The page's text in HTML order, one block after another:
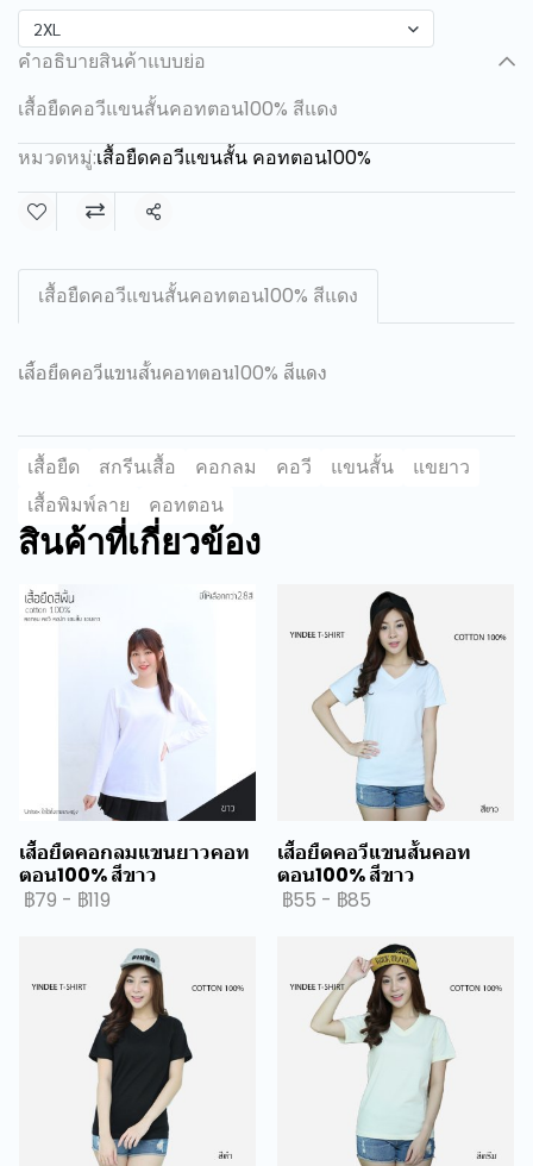
2XL
คำอธิบายสินค้าแบบย่อ
เสื้อยืดคอวีแขนสั้นคอทตอน100% สีแดง
หมวดหมู่:เสื้อยืดคอวีแขนสั้น คอทตอน100%
แชร์
เสื้อยืดคอวีแขนสั้นคอทตอน100% สีแดง
เสื้อยืดคอวีแขนสั้นคอทตอน100% สีแดง
เสื้อยืด สกรีนเสื้อ คอกลม คอวี แขนสั้น
แขยาว
เสื้อพิมพ์ลาย
คอทตอน
สินค้าที่เกี่ยวข้อง
เสื้อยืดคอกลมแขนยาวคอท
ตอน100% สีขาว
฿79 - ฿119
เสื้อยืดคอวีแขนสั้นคอท
ตอน100% สีขาว
฿55 - ฿85